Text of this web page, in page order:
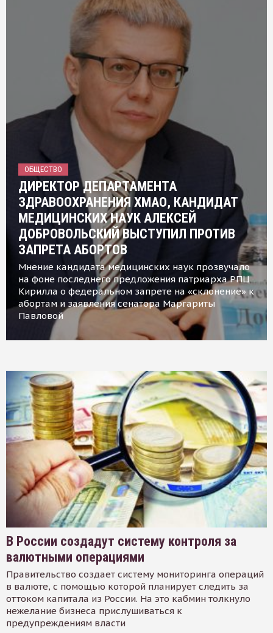
ОБЩЕСТВО
ДИРЕКТОР ДЕПАРТАМЕНТА
ЗДРАВООХРАНЕНИЯ ХМАО, КАНДИДАТ
МЕДИЦИНСКИХ НАУК АЛЕКСЕЙ
ДОБРОВОЛЬСКИЙ ВЫСТУПИЛ ПРОТИВ
ЗАПРЕТА АБОРТОВ
Мнение кандидата медицинских наук прозвучало
на фоне последнего предложения патриарха РПЦ
Кирилла о федеральном запрете на «склонение» к
абортам и заявления сенатора Маргариты
Павловой
В России создадут систему контроля за
валютными операциями
Правительство создает систему мониторинга операций
в валюте, с помощью которой планирует следить за
оттоком капитала из России. На это кабмин толкнуло
нежелание бизнеса прислушиваться к
предупреждениям власти